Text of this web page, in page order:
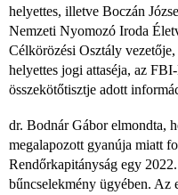
helyettes, illetve Boczán
Nemzeti Nyomozó Iroda
Célkörözési Osztály
helyettes jogi attaséja, az
összekötőtisztje adott
dr. Bodnár Gábor elmondta,
megalapozott gyanúja miatt
Rendőrkapitányság egy
bűncselekmény ügyében. Az